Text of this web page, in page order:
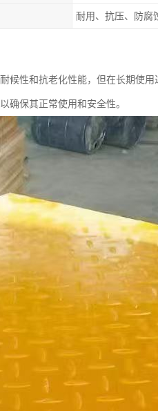
耐用、抗压、防腐
候性和抗老化性能，但在长期使
确保其正常使用和安全性。